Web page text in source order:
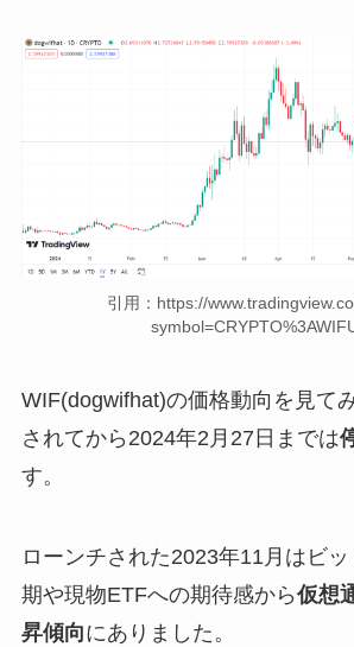
引用：https://
WIF(dogwifhat)の価格動向を見て
されてから2024年2月27日までは
す。
ローンチされた2023年11月はビ
期や現物ETFへの期待感から仮想
昇傾向にありました。